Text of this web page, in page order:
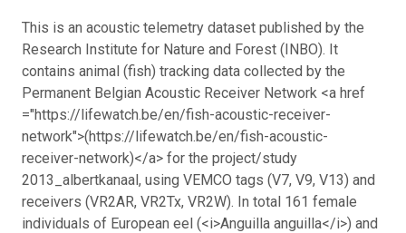
This is an acoustic telemetry dataset published by the
Research Institute for Nature and Forest (INBO). It
contains animal (fish) tracking data collected by the
Permanent Belgian Acoustic Receiver Network <a href
="https://lifewatch.be/en/fish-acoustic-receiver-
network">(https://lifewatch.be/en/fish-acoustic-
receiver-network)</a> for the project/study
2013_albertkanaal, using VEMCO tags (V7, V9, V13) and
receivers (VR2AR, VR2Tx, VR2W). In total 161 female
individuals of European eel (<i>Anguilla anguilla</i>) and